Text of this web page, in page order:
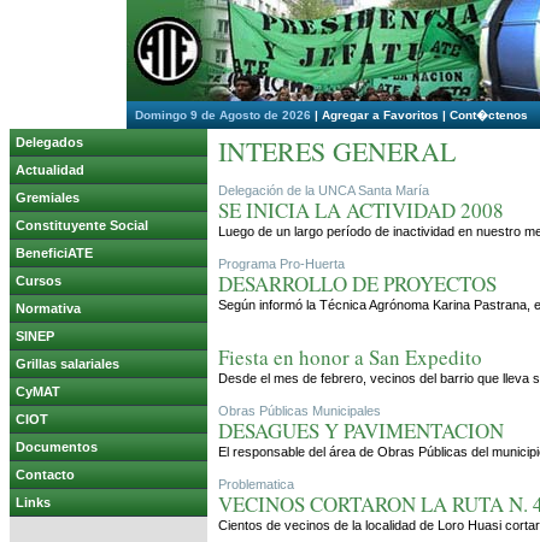
Domingo 9 de Agosto de 2026 | Agregar a Favoritos | Cont�ctenos
Delegados
Actualidad
Gremiales
Constituyente Social
BeneficiATE
Cursos
Normativa
SINEP
Grillas salariales
CyMAT
CIOT
Documentos
Contacto
Links
INTERES GENERAL
Delegación de la UNCA Santa María
SE INICIA LA ACTIVIDAD 2008
Luego de un largo período de inactividad en nuestro
Programa Pro-Huerta
DESARROLLO DE PROYECTOS
Según informó la Técnica Agrónoma Karina
Fiesta en honor a San Expedito
Desde el mes de febrero, vecinos del barrio que lleva
Obras Públicas Municipales
DESAGUES Y PAVIMENTACION
El responsable del área de Obras Públicas del
Problematica
VECINOS CORTARON LA RUTA N.
Cientos de vecinos de la localidad de Loro Huasi